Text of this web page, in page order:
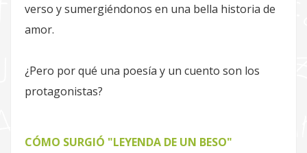
verso y sumergiéndonos en una bella historia de
amor.
¿Pero por qué una poesía y un cuento son los
protagonistas?
CÓMO SURGIÓ "LEYENDA DE UN BESO"